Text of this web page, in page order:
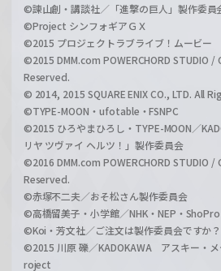
©諫山創・講談社／「進撃の巨人」製作委員
©Project シンフォギアＧＸ
©2015 プロジェクトラブライブ！ムービー
©2015 DMM.com POWERCHORD STUDIO /
Reserved.
© 2014, 2015 SQUARE ENIX CO., LTD. All
©TYPE-MOON・ufotable・FSNPC
©2015 ひろやまひろし・TYPE-MOON／
リヤ ツヴァイ ヘルツ！」製作委員会
©2016 DMM.com POWERCHORD STUDIO /
Reserved.
©赤塚不二夫／おそ松さん製作委員会
©高橋留美子・小学館／NHK・NEP・ShoPro
©Koi・芳文社／ご注文は製作委員会ですか？
©2015 川原 礫／KADOKAWA アスキー・メ
roject